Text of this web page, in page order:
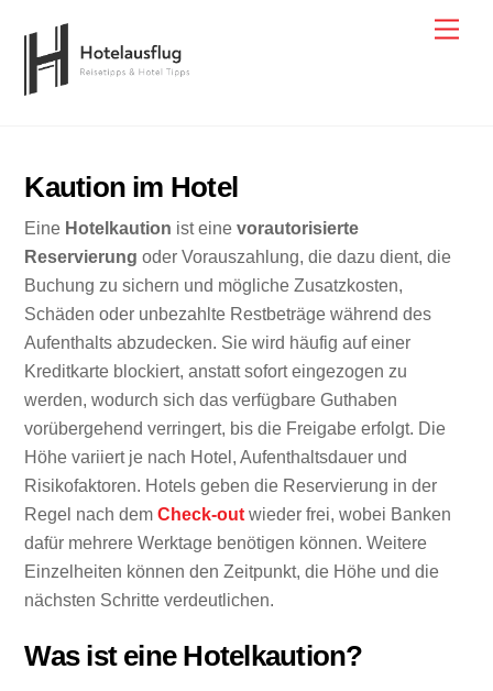
content
Kaution im Hotel
Eine Hotelkaution ist einevorautorisierte
Reservierung oder Vorauszahlung, die dazu dient, die
Buchung zu sichern und mögliche Zusatzkosten,
Schäden oder unbezahlte Restbeträge während des
Aufenthalts abzudecken. Sie wird häufig auf einer
Kreditkarte blockiert, anstatt sofort eingezogen zu
werden, wodurch sich das verfügbare Guthaben
vorübergehend verringert, bis die Freigabe erfolgt. Die
Höhe variiert je nach Hotel, Aufenthaltsdauer und
Risikofaktoren. Hotels geben die Reservierung in der
Regel nach demCheck-out wieder frei, wobei Banken
dafür mehrere Werktage benötigen können. Weitere
Einzelheiten können den Zeitpunkt, die Höhe und die
nächsten Schritte verdeutlichen.
Was ist eine Hotelkaution?